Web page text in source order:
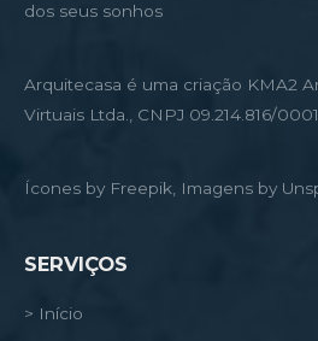
dos seus sonhos
Arquitecasa é uma criação KMA2
Virtuais Ltda., CNPJ 09.214.816/
Ícones by Freepik, Imagens by
SERVIÇOS
> Início